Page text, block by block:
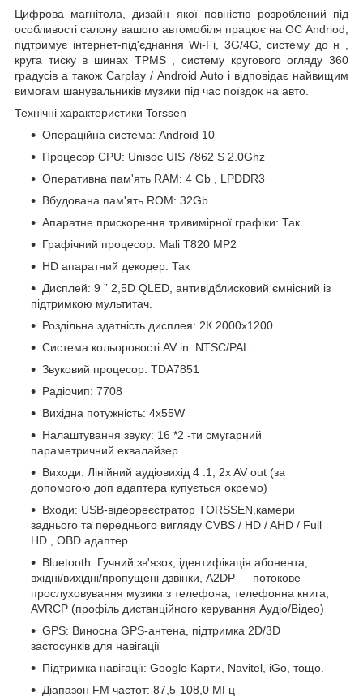
Цифрова магнітола, дизайн якої повністю розроблений під
особливості салону вашого автомобіля працює на ОС Andriod,
підтримує інтернет-під'єднання Wi-Fi, 3G/4G, систему до н
круга тиску в шинах TPMS
систему кругового огляду 360
градусів а такожCarplay / Android Auto і відповідає найвищим
вимогам шанувальників музики під час поїздок на авто.
Технічні характеристики Torssen
Операційна система: Android 10
Процесор CPU: Unisoc UIS 7862 S 2.0Ghz
Оперативна пам'ять RAM: 4 Gb
, LPDDR3
Вбудована пам'ять ROM: 32Gb
Апаратне прискорення тривимірної графіки: Так
Графічний процесор: Mali T820 MP2
HD апаратний декодер: Так
Дисплей: 9 ” 2,5D QLED, антивідблисковий ємнісний із
підтримкою мультитач.
Роздільна здатність дисплея: 2К 2000х1200
Система кольоровості AV in: NTSC/PAL
Звуковий процесор: TDA7851
Радіочип: 7708
Вихідна потужність: 4х55W
Налаштування звуку: 16 *2 -ти смугарний
параметричний еквалайзер
Виходи: Лінійний аудіовихід 4 .1, 2x AV out (за
допомогою доп адаптера купується окремо)
Входи: USB-відеореєстратор TORSSEN,камери
заднього та переднього вигляду CVBS / HD /AHD / Full
HD
OBD адаптер
Bluetooth: Гучний зв'язок, ідентифікація абонента,
вхідні/вихідні/пропущені дзвінки, A2DP — потокове
прослуховування музики з телефона, телефонна книга,
AVRCP (профіль дистанційного керування Аудіо/Відео)
GPS: Виносна GPS-антена, підтримка 2D/3D
застосунків для навігації
Підтримка навігації: Google Карти, Navitel, iGo, тощо.
Діапазон FM частот: 87,5-108,0 МГц